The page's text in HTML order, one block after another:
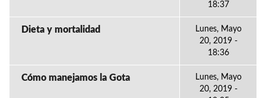
18:37
Dieta y mortalidad
Lunes, Mayo
20, 2019 -
18:36
Cómo manejamos la Gota
Lunes, Mayo
20, 2019 -